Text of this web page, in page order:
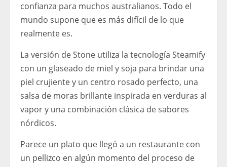
confianza para muchos australianos. Todo el
mundo supone que es más difícil de lo que
realmente es.
La versión de Stone utiliza la tecnología Steamify
con un glaseado de miel y soja para brindar una
piel crujiente y un centro rosado perfecto, una
salsa de moras brillante inspirada en verduras al
vapor y una combinación clásica de sabores
nórdicos.
Parece un plato que llegó a un restaurante con
un pellizco en algún momento del proceso de